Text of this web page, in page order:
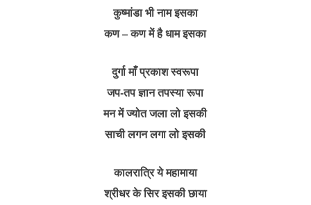
कुष्मांडा भी नाम इसका
कण – कण में है धाम इसका
दुर्गा माँ प्रकाश स्वरूपा
जप-तप ज्ञान तपस्या रूपा
मन में ज्योत जला लो इसकी
साची लगन लगा लो इसकी
कालरात्रि ये महामाया
श्रीधर के सिर इसकी छाया